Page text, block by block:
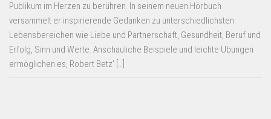
Publikum im Herzen zu berühren. In seinem neuen Hörbuch
versammelt er inspirierende Gedanken zu unterschiedlichsten
Lebensbereichen wie Liebe und Partnerschaft, Gesundheit, Beruf und
Erfolg, Sinn und Werte. Anschauliche Beispiele und leichte Übungen
ermöglichen es, Robert Betz' […]